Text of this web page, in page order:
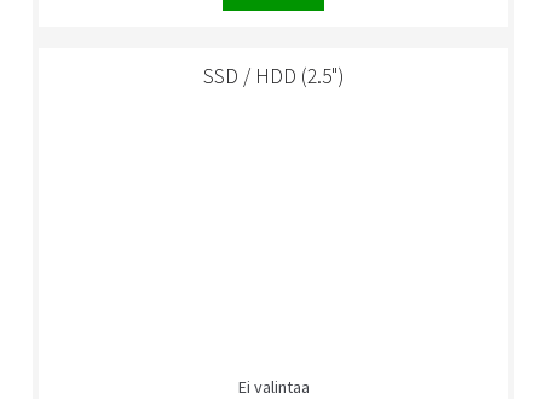
SSD / HDD (2.5")
Ei valintaa